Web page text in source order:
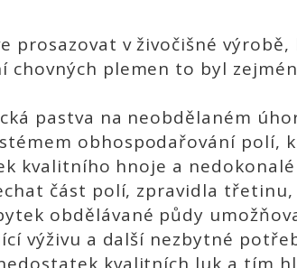
prosazovat v živočišné výrobě,
chovných plemen to byl
pastva na neobdělaném
obhospodařování polí,
kvalitního hnoje a nedokonalé
část polí, zpravidla třetinu,
obdělávané půdy
výživu a další nezbytné
kvalitních luk a tím